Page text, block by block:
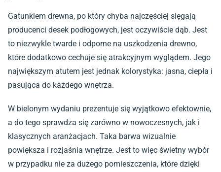
Gatunkiem drewna, po który chyba najczęściej sięgają
producenci desek podłogowych, jest oczywiście dąb. Jest
to niezwykle twarde i odporne na uszkodzenia drewno,
które dodatkowo cechuje się atrakcyjnym wyglądem. Jego
największym atutem jest jednak kolorystyka: jasna, ciepła i
pasująca do każdego wnętrza.
W bielonym wydaniu prezentuje się wyjątkowo efektownie,
a do tego sprawdza się zarówno w nowoczesnych, jak i
klasycznych aranżacjach. Taka barwa wizualnie
powiększa i rozjaśnia wnętrze. Jest to więc świetny wybór
w przypadku nie za dużego pomieszczenia, które dzięki